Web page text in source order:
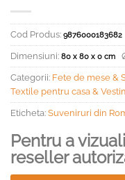
Cod Produs: 9876000183682
Dimensiuni: 80 x 80 x 0 cm
Categorii: Fete de mese &
Textile pentru casa &
Eticheta: Suveniruri din
Pentru a
reseller